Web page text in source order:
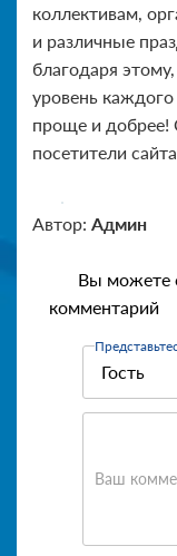
коллективам,
и различные
благодаря
уровень
проще и добрее!
посетители
Автор: Админ
Вы можете
комментарий
Ваш